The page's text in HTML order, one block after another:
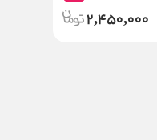
2,450,000